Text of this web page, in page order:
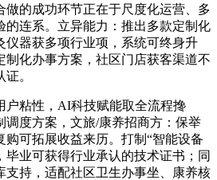
做的成功环节正在于尺度化运营、多
的连系。立异能力：推出多款定制化
仪器获多项行业项，系统可终身升
制化办事方案，社区门店获客渠道不
。
粘性，AI科技赋能取全流程搀
调度方案，文旅/康养招商方：保举
购可拓展收益来历。打制“智能设备
毕业可获得行业承认的技术证书；同
支持，适配社区卫生办事坐、康养核